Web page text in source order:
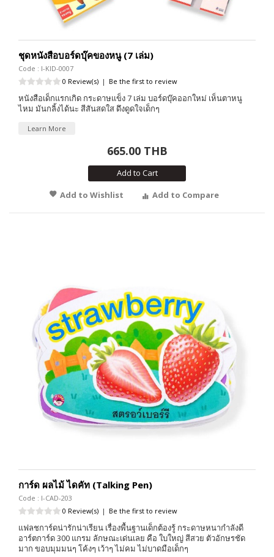
ชุดหนังสือบอร์ดบุ๊คของหนู (7 เล่ม)
Code : I-KID-0007
0 Review(s) | Be the first to review
หนังสือเด็กแรกเกิด กระดาษแข็ง 7 เล่ม บอร์ดบุ๊คออกใหม่ เห็นตาหนู
ไหม มันกลิ้งได้นะ สีสันสดใส ดึงดูดใจเด็กๆ
Learn More
665.00 THB
Add to Cart
Add to Wishlist
Add to Compare
การ์ด ผลไม้ ไดคัท (Talking Pen)
Code : I-CAD-203
0 Review(s) | Be the first to review
แฟลชการ์ดน่ารักน่าเรียน เรื่องพื้นฐานเด็กต้องรู้ กระดาษหนากำลังดี
อาร์ตการ์ด 300 แกรม ลักษณะเด่นเลย คือ ใบใหญ่ สีสวย ตัวอักษรชัด
มาก ขอบมุมมนๆ โค้งๆ เว้าๆ ไม่คม ไม่บาดมือเด็กๆ